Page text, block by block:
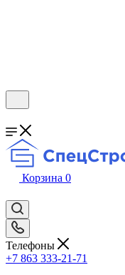
Корзина 0
Телефоны
+7 863 333-21-71